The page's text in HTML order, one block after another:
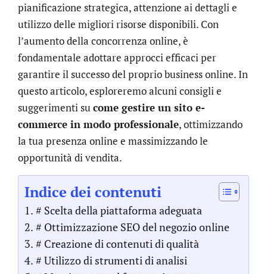
pianificazione strategica, attenzione ai dettagli e
utilizzo delle migliori risorse disponibili. Con
l’aumento della concorrenza online, è
fondamentale adottare approcci efficaci per
garantire il successo del proprio business online. In
questo articolo, esploreremo alcuni consigli e
suggerimenti sucome gestire un sito e-
commerce in modo professionale, ottimizzando
la tua presenza online e massimizzando le
opportunità di vendita.
Indice dei contenuti
# Scelta della piattaforma adeguata
# Ottimizzazione SEO del negozio online
# Creazione di contenuti di qualità
# Utilizzo di strumenti di analisi